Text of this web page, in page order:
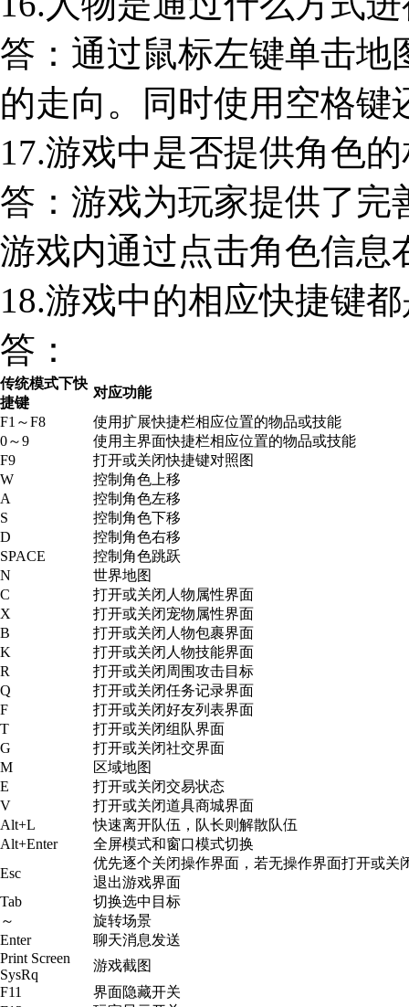
答：通过鼠标左键单击地
的走向。同时使用空格键
17.游戏中是否提供角色
答：游戏为玩家提供了完
游戏内通过点击角色信息
18.游戏中的相应快捷键
答：
传统模式下快
捷键
对应功能
F1～F8
使用扩展快捷栏相应位置的物品或技能
0～9
使用主界面快捷栏相应位置的物品或技能
F9
打开或关闭快捷键对照图
W
控制角色上移
A
控制角色左移
S
控制角色下移
D
控制角色右移
SPACE
控制角色跳跃
N
世界地图
C
打开或关闭人物属性界面
X
打开或关闭宠物属性界面
B
打开或关闭人物包裹界面
K
打开或关闭人物技能界面
R
打开或关闭周围攻击目标
Q
打开或关闭任务记录界面
F
打开或关闭好友列表界面
T
打开或关闭组队界面
G
打开或关闭社交界面
M
区域地图
E
打开或关闭交易状态
V
打开或关闭道具商城界面
Alt+L
快速离开队伍，队长则解散队伍
Alt+Enter
全屏模式和窗口模式切换
Esc
优先逐个关闭操作界面，若无操作界面打开或关
退出游戏界面
Tab
切换选中目标
～
旋转场景
Enter
聊天消息发送
Print Screen
SysRq
游戏截图
F11
界面隐藏开关